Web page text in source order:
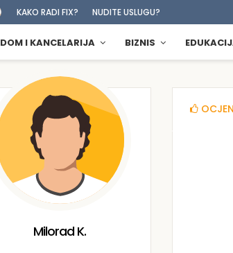
KAKO RADI FIX? NUDITE USLUGU?
DOM I KANCELARIJA BIZNIS
Milorad K.